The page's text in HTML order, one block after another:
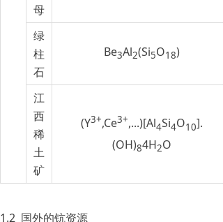
母
绿
柱
石
Be3Al2(Si5O18)
江
西
稀
土
矿
(Y3+,Ce3+,...)[Al4Si4O10].
(OH)84H2O
1.2 国外的钪资源